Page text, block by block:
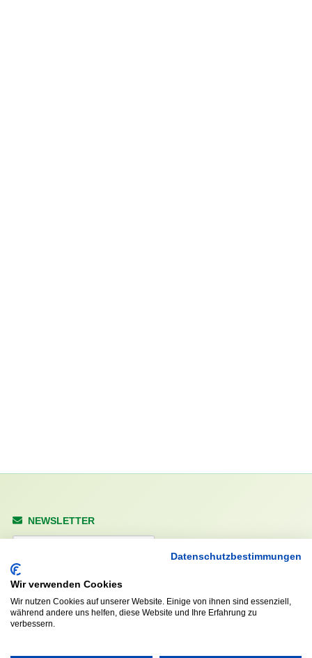
NEWSLETTER
Anrede
Abonnieren
Datenschutzbestimmungen
Wir verwenden Cookies
Wir nutzen Cookies auf unserer Website. Einige von ihnen sind essenziell,
während andere uns helfen, diese Website und Ihre Erfahrung zu
verbessern.